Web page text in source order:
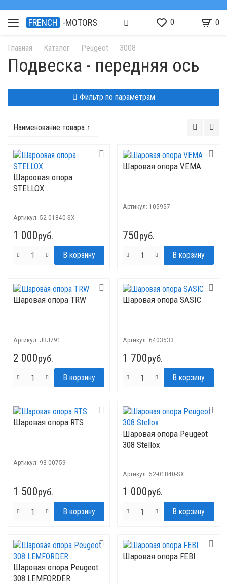
FRENCH -MOTORS 0 0
Главная Каталог Peugeot 3008
Подвеска - передняя ось
Фильтр по параметрам
Наименование товара ↑
Шароовая опора
STELLOX
Артикул: 52-01840-SX
1 000руб.
Шаровая опора VEMA
Артикул: 105957
750руб.
Шаровая опора TRW
Артикул: JBJ791
2 000руб.
Шаровая опора SASIC
Артикул: 6403533
1 700руб.
Шаровая опора RTS
Артикул: 93-00759
1 500руб.
Шаровая опора Peugeot
308 Stellox
Артикул: 52-01840-SX
1 000руб.
Шаровая опора Peugeot
308 LEMFORDER
Шаровая опора FEBI